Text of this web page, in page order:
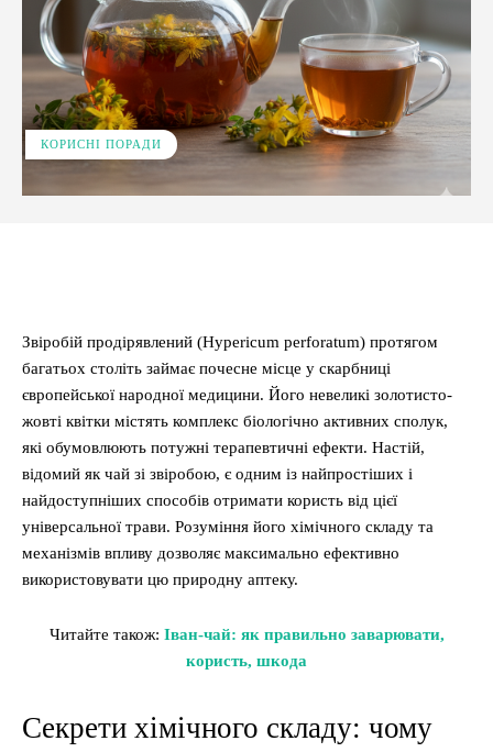
КОРИСНІ ПОРАДИ
Звіробій продірявлений (Hypericum perforatum) протягом
багатьох століть займає почесне місце у скарбниці
європейської народної медицини. Його невеликі золотисто-
жовті квітки містять комплекс біологічно активних сполук,
які обумовлюють потужні терапевтичні ефекти. Настій,
відомий як чай зі звіробою, є одним із найпростіших і
найдоступніших способів отримати користь від цієї
універсальної трави. Розуміння його хімічного складу та
механізмів впливу дозволяє максимально ефективно
використовувати цю природну аптеку.
Читайте також: Іван-чай: як правильно заварювати,
користь, шкода
Секрети хімічного складу: чому